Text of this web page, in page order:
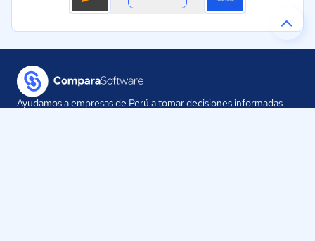
Ayudamos a empresas de Perú a tomar decisiones informadas